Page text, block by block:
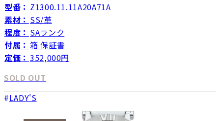
型番： Z1300.11.11A20A71A
素材： SS/革
程度： SAランク
付属： 箱 保証書
定価： 352,000円
SOLD OUT
LADY'S